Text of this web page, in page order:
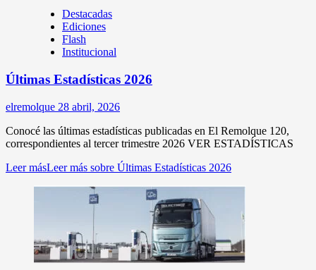
Destacadas
Ediciones
Flash
Institucional
Últimas Estadísticas 2026
elremolque 28 abril, 2026
Conocé las últimas estadísticas publicadas en El Remolque 120,
correspondientes al tercer trimestre 2026 VER ESTADÍSTICAS
Leer másLeer más sobre Últimas Estadísticas 2026